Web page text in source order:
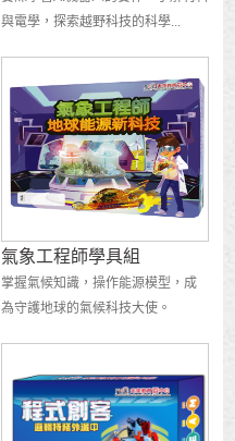
與電學，探索越野科技的科學...
氣象工程師學具組
掌握氣候知識，操作能源模型，成
為守護地球的氣候科技大使。